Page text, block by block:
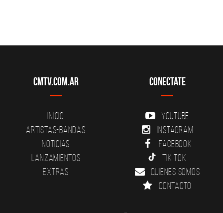
CMTV.com.ar
Inicio
Artistas-Bandas
Noticias
Lanzamientos
Extras
Conectate
YouTube
Instagram
Facebook
Tik Tok
Quienes somos
Contacto